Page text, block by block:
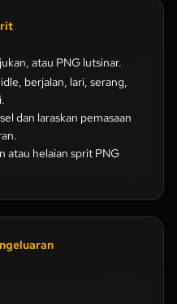
atau PNG lutsinar.
berjalan, lari, serang,
dan laraskan pemasaan
atau helaian sprit PNG